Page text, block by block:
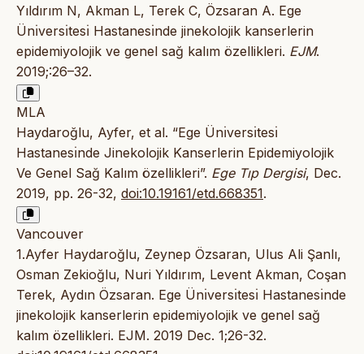
Yıldırım N, Akman L, Terek C, Özsaran A. Ege
Ünı̇versı̇tesı̇ Hastanesı̇nde jinekolojik kanserlerin
epidemiyolojik ve genel sağ kalım özellikleri. EJM.
2019;:26–32.
MLA
Haydaroğlu, Ayfer, et al. “Ege Ünı̇versı̇tesı̇
Hastanesı̇nde Jinekolojik Kanserlerin Epidemiyolojik
Ve Genel Sağ Kalım özellikleri”. Ege Tıp Dergisi, Dec.
2019, pp. 26-32, doi:10.19161/etd.668351.
Vancouver
1.Ayfer Haydaroğlu, Zeynep Özsaran, Ulus Ali Şanlı,
Osman Zekioğlu, Nuri Yıldırım, Levent Akman, Coşan
Terek, Aydın Özsaran. Ege Ünı̇versı̇tesı̇ Hastanesı̇nde
jinekolojik kanserlerin epidemiyolojik ve genel sağ
kalım özellikleri. EJM. 2019 Dec. 1;26-32.